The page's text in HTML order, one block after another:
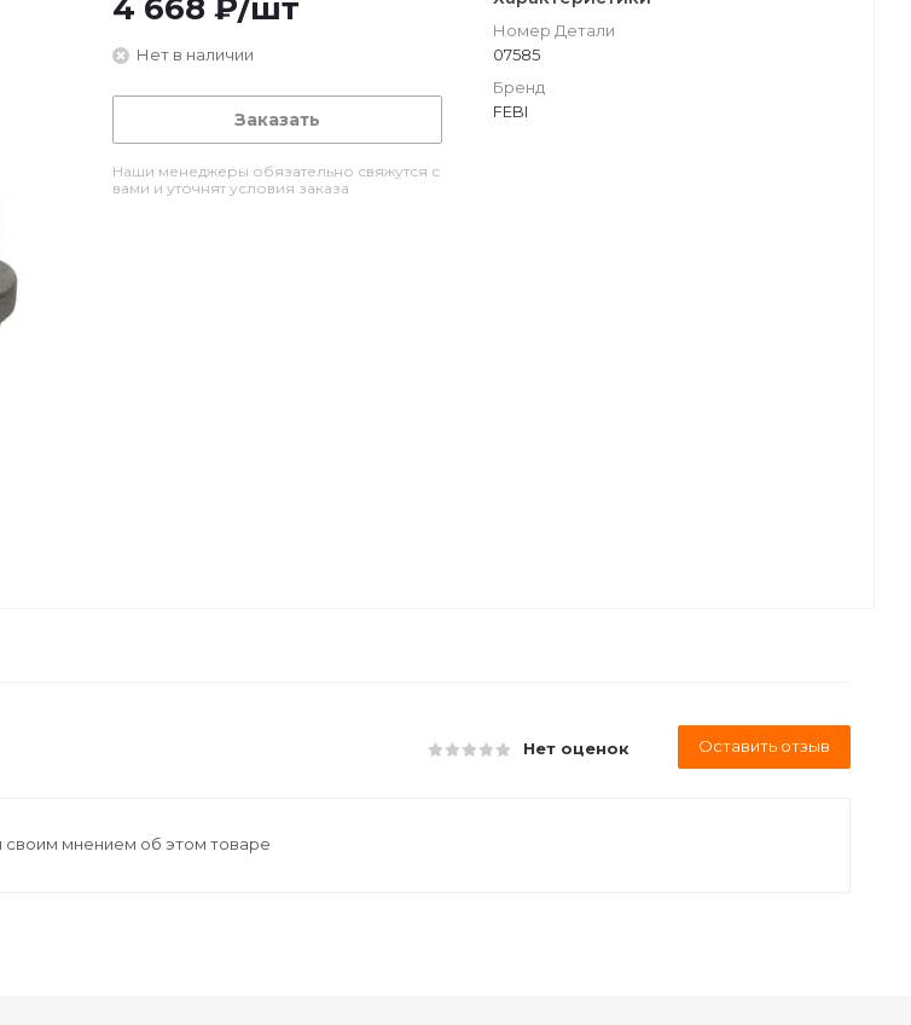
4 668 ₽/шт
Нет в наличии
Заказать
Наши менеджеры обязательно свяжутся с
вами и уточнят условия заказа
Номер Детали
07585
Бренд
FEBI
Нет оценок Оставить отзыв
своим мнением об этом товаре